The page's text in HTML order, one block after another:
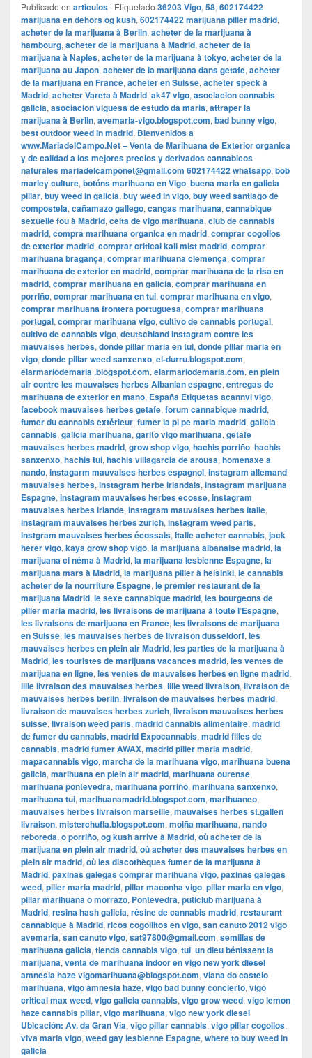
Publicado en articulos | Etiquetado 36203 Vigo, 58, 602174422
marijuana en dehors og kush, 602174422 marijuana pilier madrid,
acheter de la marijuana à Berlin, acheter de la marijuana à
hambourg, acheter de la marijuana à Madrid, acheter de la
marijuana à Naples, acheter de la marijuana à tokyo, acheter de la
marijuana au Japon, acheter de la marijuana dans getafe, acheter
de la marijuana en France, acheter en Suisse, acheter speck à
Madrid, acheter Vareta à Madrid, ak47 vigo, asociacion cannabis
galicia, asociacion viguesa de estudo da maria, attraper la
marijuana à Berlin, avemaria-vigo.blogspot.com, bad bunny vigo,
best outdoor weed in madrid, Bienvenidos a
www.MariadelCampo.Net – Venta de Marihuana de Exterior organica
y de calidad a los mejores precios y derivados cannabicos
naturales mariadelcamponet@gmail.com 602174422 whatsapp, bob
marley culture, botóns marihuana en Vigo, buena maria en galicia
pillar, buy weed in galicia, buy weed in vigo, buy weed santiago de
compostela, cañamazo gallego, cangas marihuana, cannabique
sexuelle fou à Madrid, celta de vigo marihuana, club de cannabis
madrid, compra marihuana organica en madrid, comprar cogollos
de exterior madrid, comprar critical kali mist madrid, comprar
marihuana bragança, comprar marihuana clemença, comprar
marihuana de exterior en madrid, comprar marihuana de la risa en
madrid, comprar marihuana en galicia, comprar marihuana en
porriño, comprar marihuana en tui, comprar marihuana en vigo,
comprar marihuana frontera portuguesa, comprar marihuana
portugal, comprar marihuana vigo, cultivo de cannabis portugal,
cultivo de cannabis vigo, deutschland instagram contre les
mauvaises herbes, donde pillar maria en tui, donde pillar maria en
vigo, donde pillar weed sanxenxo, el-durru.blogspot.com,
elarmariodemaria .blogspot.com, elarmariodemaria.com, en plein
air contre les mauvaises herbes Albanian espagne, entregas de
marihuana de exterior en mano, España Etiquetas acannvi vigo,
facebook mauvaises herbes getafe, forum cannabique madrid,
fumer du cannabis extérieur, fumer la pi pe maria madrid, galicia
cannabis, galicia marihuana, garito vigo marihuana, getafe
mauvaises herbes madrid, grow shop vigo, hachis porriño, hachis
sanxenxo, hachis tui, hachis villagarcia de arousa, homenaxe a
nando, instagarm mauvaises herbes espagnol, instagram allemand
mauvaises herbes, instagram herbe irlandais, instagram marijuana
Espagne, instagram mauvaises herbes ecosse, instagram
mauvaises herbes irlande, instagram mauvaises herbes italie,
instagram mauvaises herbes zurich, instagram weed paris,
instgram mauvaises herbes écossais, Italie acheter cannabis, jack
herer vigo, kaya grow shop vigo, la marijuana albanaise madrid, la
marijuana ci néma à Madrid, la marijuana lesbienne Espagne, la
marijuana mars à Madrid, la marijuana pilier à helsinki, le cannabis
acheter de la nourriture Espagne, le premier restaurant de la
marijuana Madrid, le sexe cannabique madrid, les bourgeons de
pilier maria madrid, les livraisons de marijuana à toute l’Espagne,
les livraisons de marijuana en France, les livraisons de marijuana
en Suisse, les mauvaises herbes de livraison dusseldorf, les
mauvaises herbes en plein air Madrid, les parties de la marijuana à
Madrid, les touristes de marijuana vacances madrid, les ventes de
marijuana en ligne, les ventes de mauvaises herbes en ligne madrid,
lille livraison des mauvaises herbes, lille weed livraison, livraison de
mauvaises herbes berlin, livraison de mauvaises herbes madrid,
livraison de mauvaises herbes zurich, livraison mauvaises herbes
suisse, livraison weed paris, madrid cannabis alimentaire, madrid
de fumer du cannabis, madrid Expocannabis, madrid filles de
cannabis, madrid fumer AWAX, madrid pilier maria madrid,
mapacannabis vigo, marcha de la marihuana vigo, marihuana buena
galicia, marihuana en plein air madrid, marihuana ourense,
marihuana pontevedra, marihuana porriño, marihuana sanxenxo,
marihuana tui, marihuanamadrid.blogspot.com, marihuaneo,
mauvaises herbes livraison marseille, mauvaises herbes st.gallen
livraison, misterchufla.blogspot.com, moiña marihuana, nando
reboreda, o porriño, og kush arrive à Madrid, où acheter de la
marijuana en plein air madrid, où acheter des mauvaises herbes en
plein air madrid, où les discothèques fumer de la marijuana à
Madrid, paxinas galegas comprar marihuana vigo, paxinas galegas
weed, pilier maria madrid, pillar maconha vigo, pillar maria en vigo,
pillar marihuana o morrazo, Pontevedra, puticlub marijuana à
Madrid, resina hash galicia, résine de cannabis madrid, restaurant
cannabique à Madrid, ricos cogollitos en vigo, san canuto 2012 vigo
avemaria, san canuto vigo, sat97800@gmail.com, semillas de
marihuana galicia, tienda cannabis vigo, tui, un dieu bénissent la
marijuana, venta de marihuana indoor en vigo new york diesel
amnesia haze vigomarihuana@blogspot.com, viana do castelo
marihuana, vigo amnesia haze, vigo bad bunny concierto, vigo
critical max weed, vigo galicia cannabis, vigo grow weed, vigo lemon
haze cannabis pillar, vigo marihuana, vigo new york diesel
Ubicación: Av. da Gran Vía, vigo pillar cannabis, vigo pillar cogollos,
viva maria vigo, weed gay lesbienne Espagne, where to buy weed in
galicia